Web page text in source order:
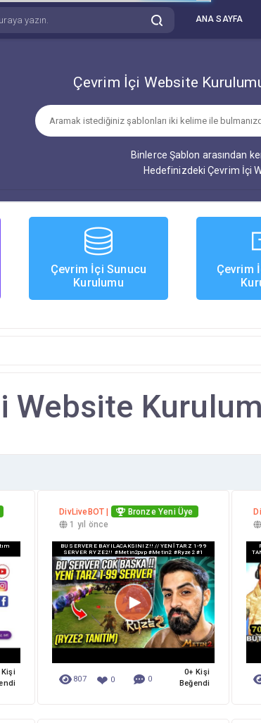
ANA SAYFA
Çevrim İçi Website
Binlerce Şablon arasından
Hedefinizdeki Çevrim İçi
Çevrim İçi Sunucu
Kurulumu
Çevrim
Website
Kişi
DivLiveBOT |
Bronze Yeni Üye
1 yıl önce
BU SERVERE BAYILACAKSINIZ!! // YENİ TARZ 1-99
SERVER RYZE2!! #metin2pvp #metin2 #ryze2 #1
807 ❤ 0 0
0+ Kişi
Beğendi